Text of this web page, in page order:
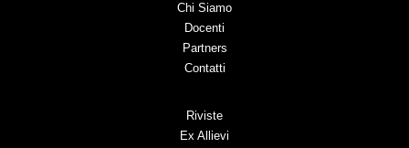
Chi Siamo
Docenti
Partners
Contatti
Riviste
Ex Allievi